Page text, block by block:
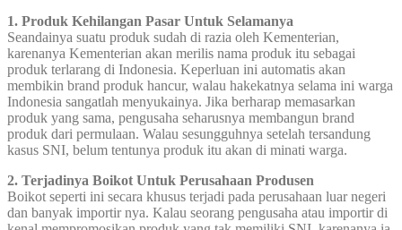
1. Produk Kehilangan Pasar Untuk Selamanya
Seandainya suatu produk sudah di razia oleh Kementerian,
karenanya Kementerian akan merilis nama produk itu sebagai
produk terlarang di Indonesia. Keperluan ini automatis akan
membikin brand produk hancur, walau hakekatnya selama ini warga
Indonesia sangatlah menyukainya. Jika berharap memasarkan
produk yang sama, pengusaha seharusnya membangun brand
produk dari permulaan. Walau sesungguhnya setelah tersandung
kasus SNI, belum tentunya produk itu akan di minati warga.
2. Terjadinya Boikot Untuk Perusahaan Produsen
Boikot seperti ini secara khusus terjadi pada perusahaan luar negeri
dan banyak importir nya. Kalau seorang pengusaha atau importir di